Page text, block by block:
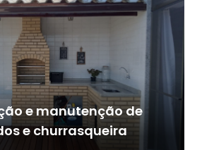
e manutenção de
e churrasqueira